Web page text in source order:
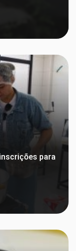
para